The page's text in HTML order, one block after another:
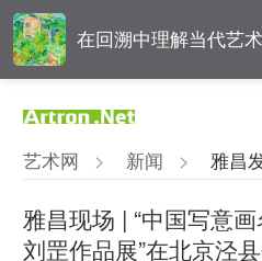
在回溯中理解当代艺
发起全球维权
阿拉里奥画廊上海转
为策展式艺术商业综
艺术网 > 新闻 > 雅昌
雅昌现场 | “中国写意
刘罡作品展”在北京泾